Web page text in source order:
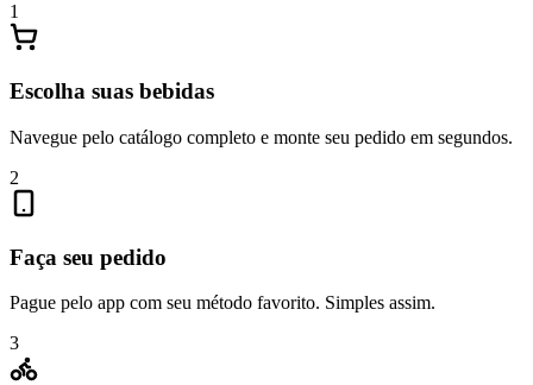
1
Escolha suas bebidas
Navegue pelo catálogo completo e monte seu pedido em segundos.
2
Faça seu pedido
Pague pelo app com seu método favorito. Simples assim.
3